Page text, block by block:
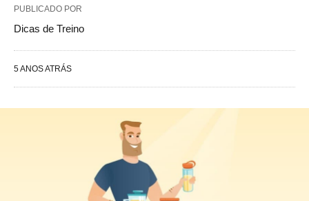
PUBLICADO POR
Dicas de Treino
5 ANOS ATRÁS